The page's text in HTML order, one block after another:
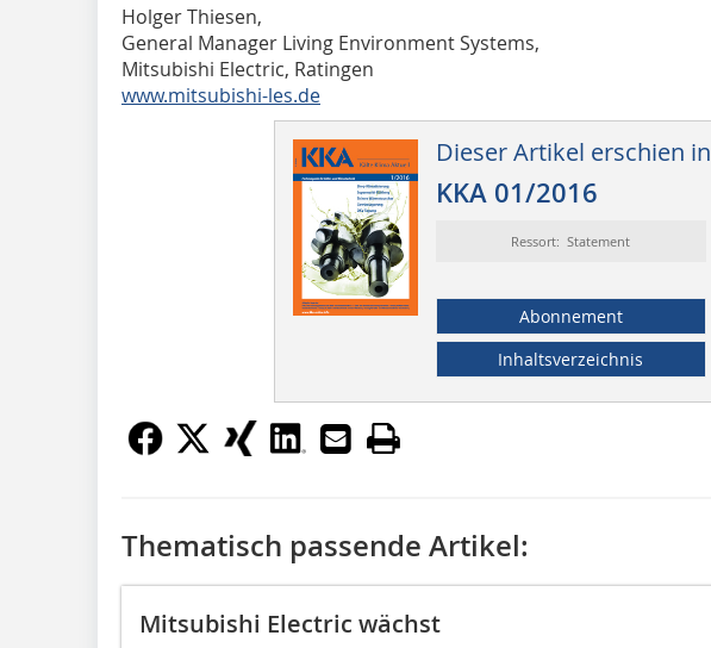
Holger Thiesen,
General Manager Living Environment Systems,
Mitsubishi Electric, Ratingen
www.mitsubishi-les.de
Dieser Artikel erschien in
KKA 01/2016
Ressort: Statement
Abonnement
Inhaltsverzeichnis
Thematisch passende Artikel:
Mitsubishi Electric wächst